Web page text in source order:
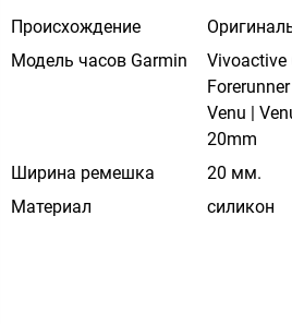
Происхождение
Модель часов Garmin
Vivoactive
Venu |
20mm
Ширина ремешка
20 мм.
Материал
силикон